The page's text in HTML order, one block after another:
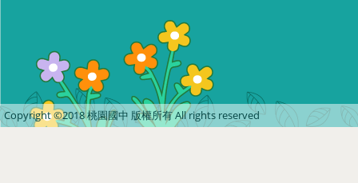
Copyright ©2018 桃園國中 版權所有 All rights reserved